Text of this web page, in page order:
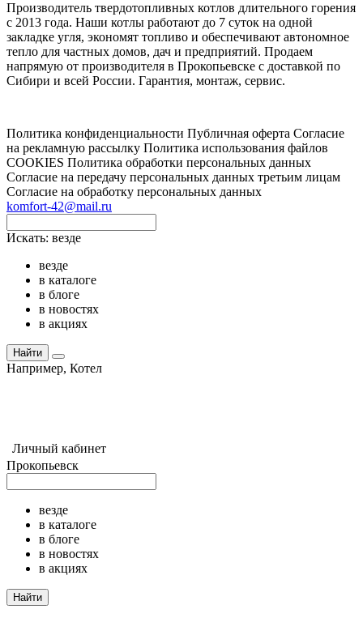
Производитель твердотопливных котлов длительного горения
с 2013 года. Наши котлы работают до 7 суток на одной
закладке угля, экономят топливо и обеспечивают автономное
тепло для частных домов, дач и предприятий. Продаем
напрямую от производителя в Прокопьевске с доставкой по
Сибири и всей России. Гарантия, монтаж, сервис.
Политика конфиденциальности Публичная оферта Согласие
на рекламную рассылку Политика использования файлов
COOKIES Политика обработки персональных данных
Согласие на передачу персональных данных третьим лицам
Согласие на обработку персональных данных
komfort-42@mail.ru
Искать: везде
везде
в каталоге
в блоге
в новостях
в акциях
Найти
Например, Котел
Личный кабинет
Прокопьевск
везде
в каталоге
в блоге
в новостях
в акциях
Найти